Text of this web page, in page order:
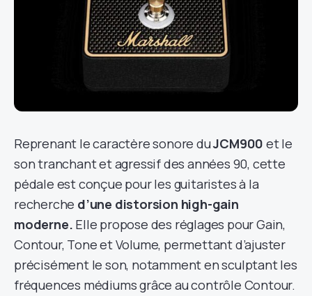
Reprenant le caractère sonore duJCM900et le
son tranchant et agressif des années 90, cette
pédale est conçue pour les guitaristes à la
recherche d’une distorsion high-gain
moderne. Elle propose des réglages pour Gain,
Contour, Tone et Volume, permettant d’ajuster
précisément le son, notamment en sculptant les
fréquences médiums grâce au contrôle Contour.